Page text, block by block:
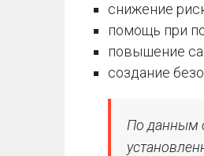
снижение
помощь при
повышение
создание
По данным